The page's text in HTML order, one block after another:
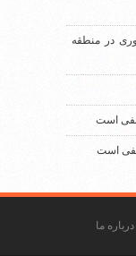
در منطقه
است
است
درباره ما